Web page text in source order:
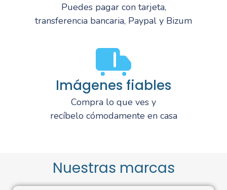
Puedes pagar con tarjeta,
transferencia bancaria, Paypal y Bizum
Imágenes fiables
Compra lo que ves y
recíbelo cómodamente en casa
Nuestras marcas